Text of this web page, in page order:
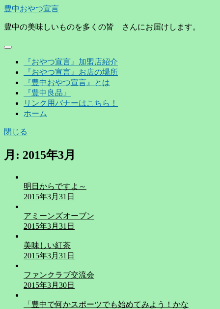
豊中おやつ宣言
豊中の美味しいものを多くの皆 さんにお届けします。
『おやつ宣言』加盟店紹介
『おやつ宣言』お店の場所
『豊中おやつ宣言』とは
『豊中良品』
リンク用バナーはこちら！
ホーム
閉じる
月: 2015年3月
明日からですよ～
2015年3月31日
アミーンズオーブン
2015年3月31日
美味しい紅茶
2015年3月31日
ファンクラブ交流会
2015年3月30日
「豊中で何かスポーツでも始めてみよう！かな